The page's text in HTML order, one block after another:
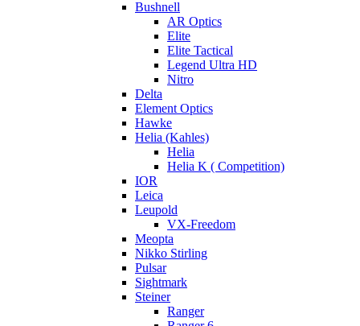
Bushnell
AR Optics
Elite
Elite Tactical
Legend Ultra HD
Nitro
Delta
Element Optics
Hawke
Helia (Kahles)
Helia
Helia K ( Competition)
IOR
Leica
Leupold
VX-Freedom
Meopta
Nikko Stirling
Pulsar
Sightmark
Steiner
Ranger